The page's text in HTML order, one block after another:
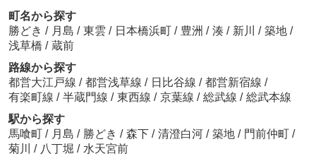
町名から探す
勝どき / 月島 / 東雲 / 日本橋浜町 / 豊洲 / 湊 / 新川 / 築地 /
浅草橋 / 蔵前
路線から探す
都営大江戸線 / 都営浅草線 / 日比谷線 / 都営新宿線 /
有楽町線 / 半蔵門線 / 東西線 / 京葉線 / 総武線 / 総武本線
駅から探す
馬喰町 / 月島 / 勝どき / 森下 / 清澄白河 / 築地 / 門前仲町 /
菊川
/ 八丁堀 / 水天宮前